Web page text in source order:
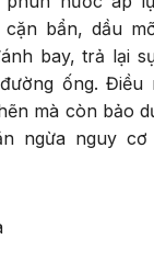
cặn bẩn, dầu
bay, trả lại
ống. Điều
mà còn bảo
ngừa nguy